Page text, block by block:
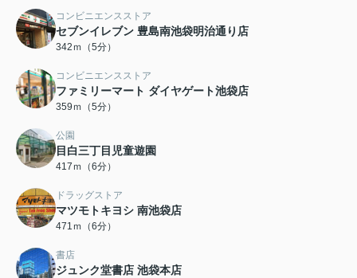
コンビニエンスストア
セブンイレブン 豊島南池袋明治通り店
342ｍ（5分）
コンビニエンスストア
ファミリーマート ダイヤゲート池袋店
359ｍ（5分）
公園
目白三丁目児童遊園
417ｍ（6分）
ドラッグストア
マツモトキヨシ 南池袋店
471ｍ（6分）
書店
ジュンク堂書店 池袋本店